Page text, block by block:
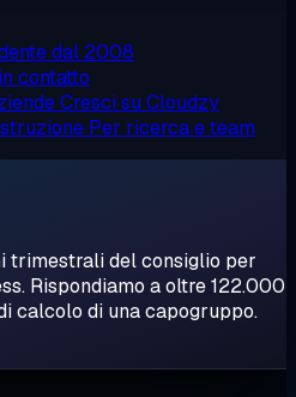
dal 2008
contatto
Cresci su Cloudzy
Per ricerca e team
trimestrali del consiglio per
Rispondiamo a oltre 122.000
calcolo di una capogruppo.